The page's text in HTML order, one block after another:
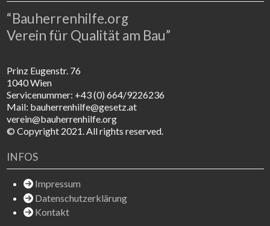
“Bauherrenhilfe.org
Verein für Qualität am Bau”
Prinz Eugenstr. 76
1040 Wien
Servicenummer: +43 (0) 664/9226236
Mail: bauherrenhilfe@gesetz.at
verein@bauherrenhilfe.org
© Copyright 2021. All rights reserved.
INFOS
Impressum
Datenschutzerklärung
Kontakt